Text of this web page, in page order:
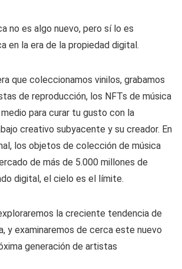
no es algo nuevo, pero sí lo es
en la era de la propiedad digital.
que coleccionamos vinilos, grabamos
de reproducción, los NFTs de música
para curar tu gusto con la
creativo subyacente y su creador. En
los objetos de colección de música
de más de 5.000 millones de
digital, el cielo es el límite.
la creciente tendencia de
y examinaremos de cerca este nuevo
generación de artistas